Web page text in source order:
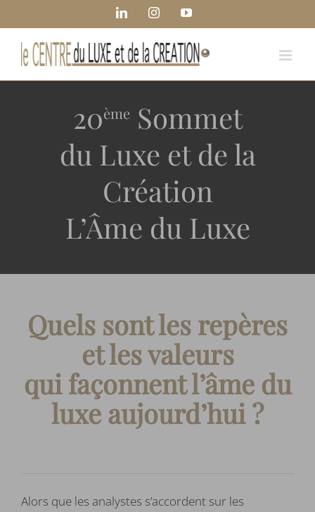
au
contenu
LinkedInInstagramYouTube
20ème Sommet
du Luxe et de la
Création
L’Âme du Luxe
Quels sont les repères
et les valeurs
qui façonnent l’âme du
luxe aujourd’hui ?
Alors que les analystes s’accordent sur les
Panneau de gestion des cookies